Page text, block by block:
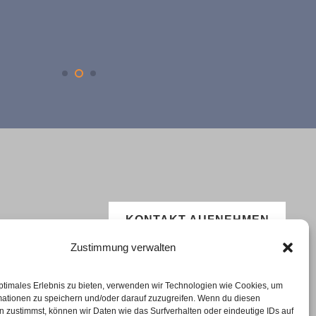
Zustimmung verwalten
Erlebnis zu bieten, verwenden wir Technologien wie Cookies, um
zu speichern und/oder darauf zuzugreifen. Wenn du diesen
zustimmst, können wir Daten wie das Surfverhalten oder eindeutige IDs auf
KONTAKT AUFNEHMEN
Für dein Eigenheim Mit uns
Wissen